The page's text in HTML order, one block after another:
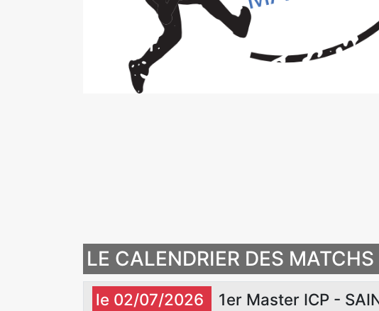
LE CALENDRIER DES
le 02/07/2026 1er Master ICP -